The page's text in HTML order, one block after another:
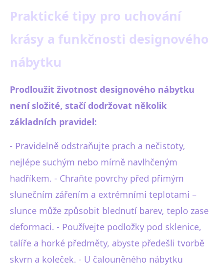
Praktické tipy pro uchování
krásy a funkčnosti designového
nábytku
Prodloužit životnost designového nábytku
není složité, stačí dodržovat několik
základních pravidel:
- Pravidelně odstraňujte prach a nečistoty,
nejlépe suchým nebo mírně navlhčeným
hadříkem. - Chraňte povrchy před přímým
slunečním zářením a extrémními teplotami –
slunce může způsobit blednutí barev, teplo zase
deformaci. - Používejte podložky pod sklenice,
talíře a horké předměty, abyste předešli tvorbě
skvrn a koleček. - U čalouněného nábytku